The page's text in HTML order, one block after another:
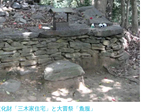
財「三木家住宅」と大嘗祭「麁服」